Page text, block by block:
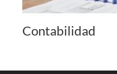
Contabilidad